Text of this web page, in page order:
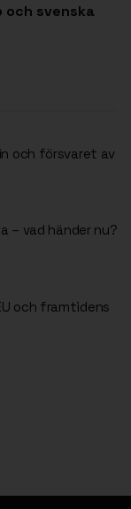
och svenska
och försvaret av
– vad händer nu?
och framtidens